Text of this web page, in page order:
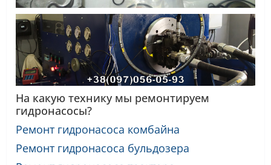
На какую технику мы ремонтируем
гидронасосы?
Ремонт гидронасоса комбайна
Ремонт гидронасоса бульдозера